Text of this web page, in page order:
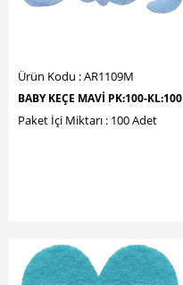
Ürün Kodu : AR1109M
BABY KEÇE MAVİ PK:100-KL:100
Paket İçi Miktarı : 100 Adet